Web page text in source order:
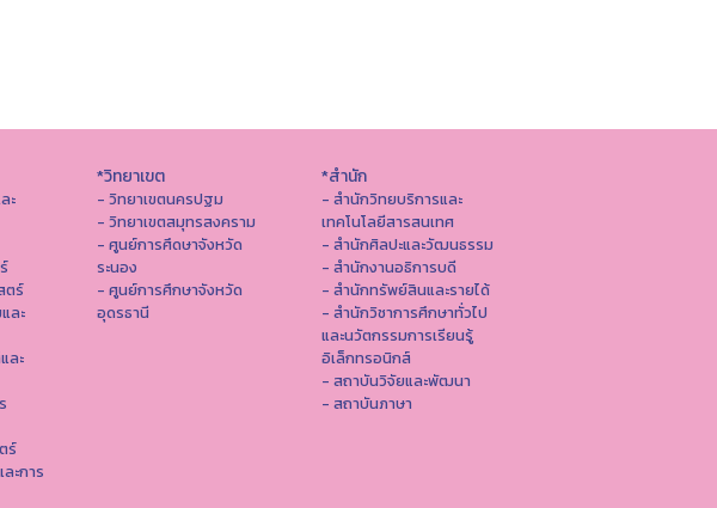
ะ
ตร์
ละ
ละ
ร์
ะการ
*วิทยาเขต
- วิทยาเขตนครปฐม
- วิทยาเขตสมุทรสงคราม
- ศูนย์การศึดษาจังหวัด
ระนอง
- ศูนย์การศึกษาจังหวัด
อุดรธานี
*สำนัก
- สำนักวิทยบริการและ
เทคโนโลยีสารสนเทศ
- สํานักศิลปะและวัฒนธรรม
- สำนักงานอธิการบดี
- สำนักทรัพย์สินและรายได้
- สำนักวิชาการศึกษาทั่วไป
และนวัตกรรมการเรียนรู้
อิเล็กทรอนิกส์
- สถาบันวิจัยและพัฒนา
- สถาบันภาษา